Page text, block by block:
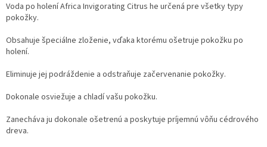
Voda po holení Africa Invigorating Citrus he určená pre všetky typy
pokožky.
Obsahuje špeciálne zloženie, vďaka ktorému ošetruje pokožku po
holení.
Eliminuje jej podráždenie a odstraňuje začervenanie pokožky.
Dokonale osviežuje a chladí vašu pokožku.
Zanecháva ju dokonale ošetrenú a poskytuje príjemnú vôňu cédrového
dreva.